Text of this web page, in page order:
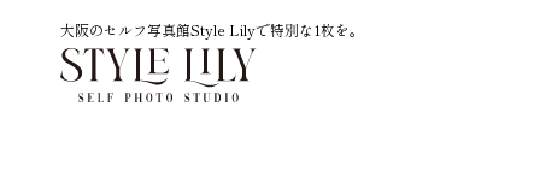
大阪のセルフ写真館Style Lilyで特別な1枚を。